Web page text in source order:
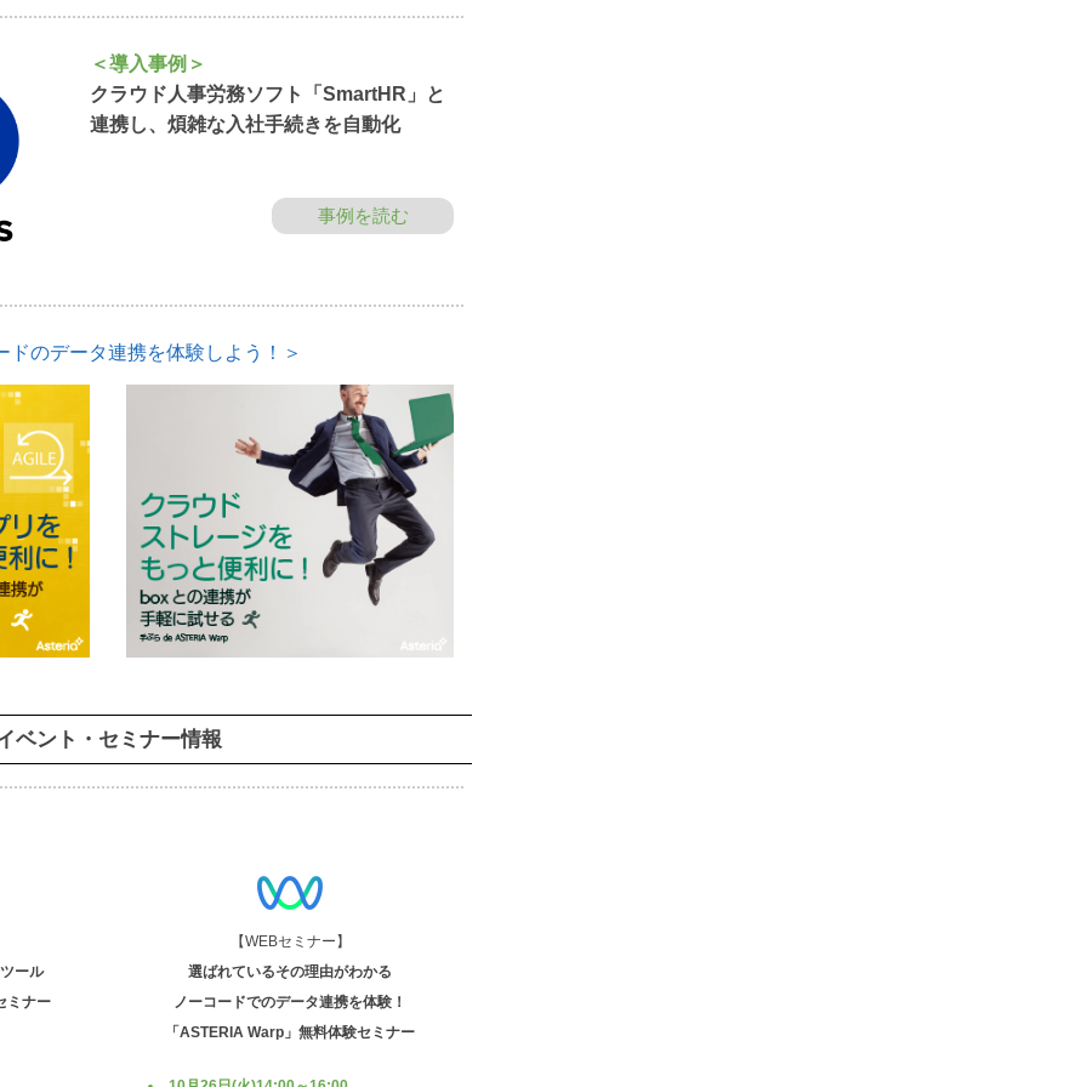
＜導入事例＞
クラウド人事労務ソフト「SmartHR」と
連携し、煩雑な入社手続きを自動化
事例を読む
ドのデータ連携を体験しよう！＞
ベント・セミナー情報
ール
ミナー
【WEBセミナー】
選ばれているその理由がわかる
ノーコードでのデータ連携を体験！
「ASTERIA Warp」無料体験セミナー